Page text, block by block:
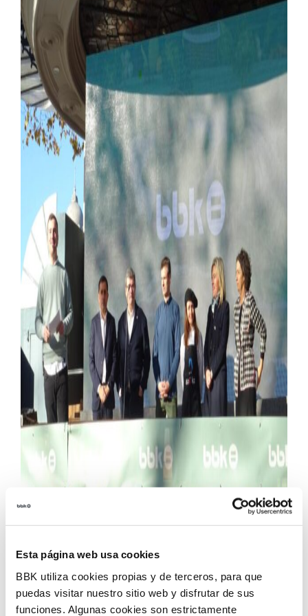
Esta página web usa cookies
BBK utiliza cookies propias y de terceros, para que
puedas visitar nuestro sitio web y disfrutar de sus
funciones. Algunas cookies son estrictamente
Fundazioak BBKren omenaldia jaso dute gaur
ekitaldian Areatzako kioskoan. BBK-k aitortu gura
izan ditu, hurrenez hurren, Udalaren inplikazio